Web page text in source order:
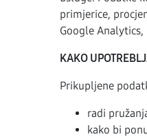
primjerice,
Google
KAKO
Prikupljene
radi
kako bi